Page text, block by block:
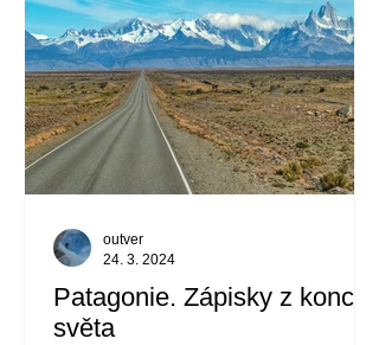
Patagonie. Zápisky z konce
světa
outver
24. 3. 2024